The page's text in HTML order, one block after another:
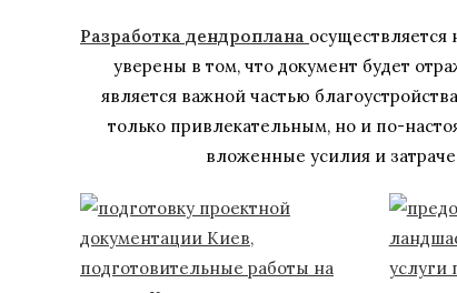
Разработка дендроплана
уверены в том, что документ будет
является важной частью
только привлекательным, но и по-
вложенные усилия и